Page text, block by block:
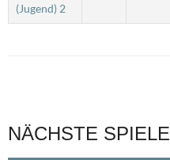
(Jugend) 2
NÄCHSTE SPIELE